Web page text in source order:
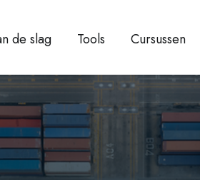
de slag Tools Cursussen